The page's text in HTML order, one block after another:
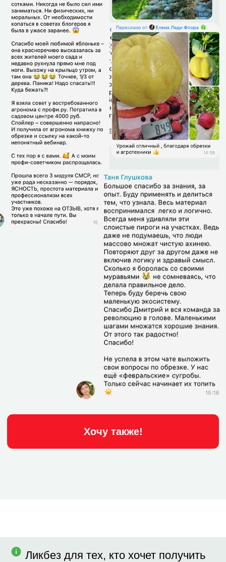
Ликбез для тех, кто хочет получить
Дмитрий Звонка
Основатель и преподаватель
школы «Умный садовник»
Основатель и главный специалист
компании Treedoctor
Главный садовник ВДНХ и парка
Останкино с 2016 по 2019 гг
Лесопатолог в Рослесозащите с
1993 по 2000 год
Основатель двух древесных
питомников
Основатель Евразийской
Ассоциации Арбористов
Основатель АППМ
Дипломированный специалист по
защите растений
1.990₽
Перестаньте
делать наудачу!
Оплатить участие
Получите готовую систему
малоуходного сада!